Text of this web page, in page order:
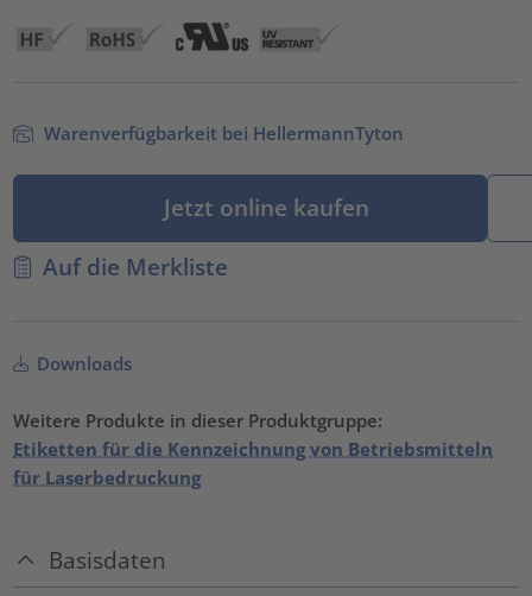
Warenverfügbarkeit bei HellermannTyton
Jetzt online kaufen
Auf die Merkliste
Downloads
Weitere Produkte in dieser Produktgruppe:
Etiketten für die Kennzeichnung von Betriebsmitteln
für Laserbedruckung
Basisdaten